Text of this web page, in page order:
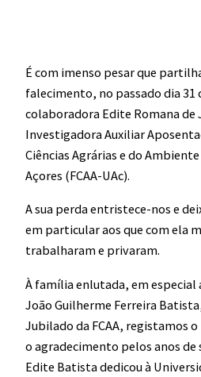
É com imenso pesar que
falecimento, no passado dia 31
colaboradora Edite Romana de
Investigadora Auxiliar
Ciências Agrárias e do
Açores (FCAA-UAc).
A sua perda entristece-nos e
em particular aos que com ela
trabalharam e privaram.
À família enlutada, em especial
João Guilherme Ferreira
Jubilado da FCAA, registamos
o agradecimento pelos anos de
Edite Batista dedicou à